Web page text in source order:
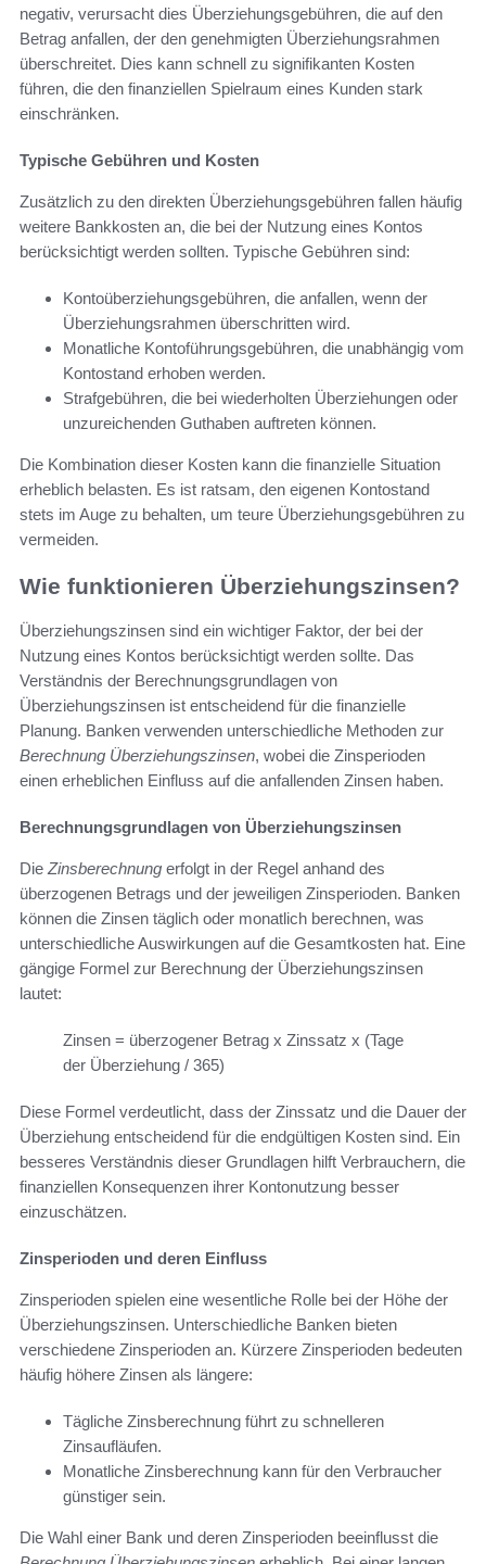
negativ, verursacht dies Überziehungsgebühren, die auf den
Betrag anfallen, der den genehmigten Überziehungsrahmen
überschreitet. Dies kann schnell zu signifikanten Kosten
führen, die den finanziellen Spielraum eines Kunden stark
einschränken.
Typische Gebühren und Kosten
Zusätzlich zu den direkten Überziehungsgebühren fallen häufig
weitere Bankkosten an, die bei der Nutzung eines Kontos
berücksichtigt werden sollten. Typische Gebühren sind:
Kontoüberziehungsgebühren, die anfallen, wenn der
Überziehungsrahmen überschritten wird.
Monatliche Kontoführungsgebühren, die unabhängig vom
Kontostand erhoben werden.
Strafgebühren, die bei wiederholten Überziehungen oder
unzureichenden Guthaben auftreten können.
Die Kombination dieser Kosten kann die finanzielle Situation
erheblich belasten. Es ist ratsam, den eigenen Kontostand
stets im Auge zu behalten, um teure Überziehungsgebühren zu
vermeiden.
Wie funktionieren Überziehungszinsen?
Überziehungszinsen sind ein wichtiger Faktor, der bei der
Nutzung eines Kontos berücksichtigt werden sollte. Das
Verständnis der Berechnungsgrundlagen von
Überziehungszinsen ist entscheidend für die finanzielle
Planung. Banken verwenden unterschiedliche Methoden zur
Berechnung Überziehungszinsen, wobei die Zinsperioden
einen erheblichen Einfluss auf die anfallenden Zinsen haben.
Berechnungsgrundlagen von Überziehungszinsen
Die Zinsberechnung erfolgt in der Regel anhand des
überzogenen Betrags und der jeweiligen Zinsperioden. Banken
können die Zinsen täglich oder monatlich berechnen, was
unterschiedliche Auswirkungen auf die Gesamtkosten hat. Eine
gängige Formel zur Berechnung der Überziehungszinsen
lautet:
Zinsen = überzogener Betrag x Zinssatz x (Tage
der Überziehung / 365)
Diese Formel verdeutlicht, dass der Zinssatz und die Dauer der
Überziehung entscheidend für die endgültigen Kosten sind. Ein
besseres Verständnis dieser Grundlagen hilft Verbrauchern, die
finanziellen Konsequenzen ihrer Kontonutzung besser
einzuschätzen.
Zinsperioden und deren Einfluss
Zinsperioden spielen eine wesentliche Rolle bei der Höhe der
Überziehungszinsen. Unterschiedliche Banken bieten
verschiedene Zinsperioden an. Kürzere Zinsperioden bedeuten
häufig höhere Zinsen als längere:
Tägliche Zinsberechnung führt zu schnelleren
Zinsaufläufen.
Monatliche Zinsberechnung kann für den Verbraucher
günstiger sein.
Die Wahl einer Bank und deren Zinsperioden beeinflusst die